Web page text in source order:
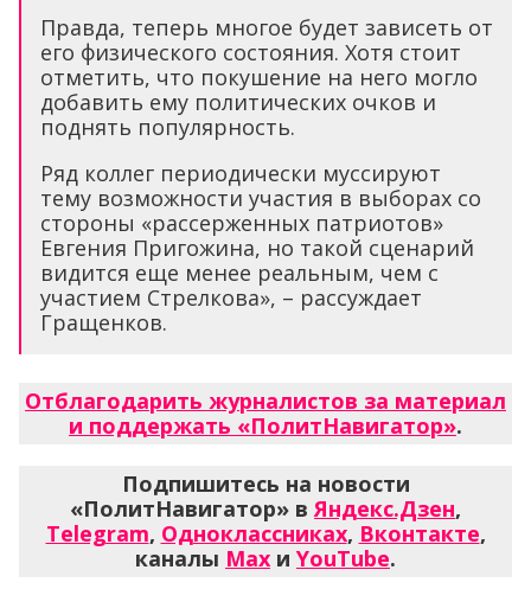
Правда, теперь многое будет зависеть от
его физического состояния. Хотя стоит
отметить, что покушение на него могло
добавить ему политических очков и
поднять популярность.
Ряд коллег периодически муссируют
тему возможности участия в выборах со
стороны «рассерженных патриотов»
Евгения Пригожина, но такой сценарий
видится еще менее реальным, чем с
участием Стрелкова», – рассуждает
Гращенков.
Отблагодарить журналистов за материал
и поддержать «ПолитНавигатор».
Подпишитесь на новости
«ПолитНавигатор» вЯндекс.Дзен,
Telegram, Одноклассниках, Вконтакте,
каналы Max и YouTube.